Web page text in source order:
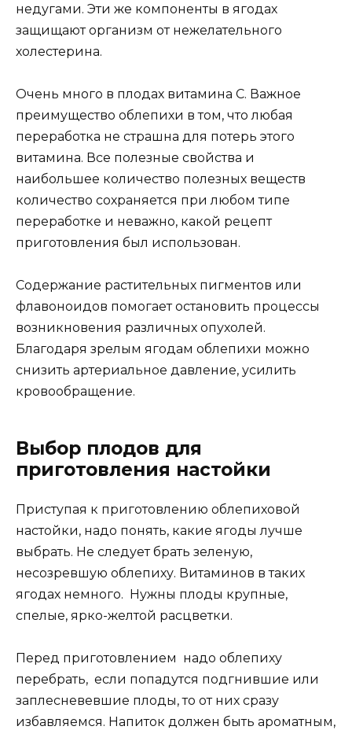
недугами. Эти же компоненты в ягодах
защищают организм от нежелательного
холестерина.
Очень много в плодах витамина С. Важное
преимущество облепихи в том, что любая
переработка не страшна для потерь этого
витамина. Все полезные свойства и
наибольшее количество полезных веществ
количество сохраняется при любом типе
переработке и неважно, какой рецепт
приготовления был использован.
Содержание растительных пигментов или
флавоноидов помогает остановить процессы
возникновения различных опухолей.
Благодаря зрелым ягодам облепихи можно
снизить артериальное давление, усилить
кровообращение.
Выбор плодов для
приготовления настойки
Приступая к приготовлению облепиховой
настойки, надо понять, какие ягоды лучше
выбрать. Не следует брать зеленую,
несозревшую облепиху. Витаминов в таких
ягодах немного. Нужны плоды крупные,
спелые, ярко-желтой расцветки.
Перед приготовлением надо облепиху
перебрать, если попадутся подгнившие или
заплесневевшие плоды, то от них сразу
избавляемся. Напиток должен быть ароматным,